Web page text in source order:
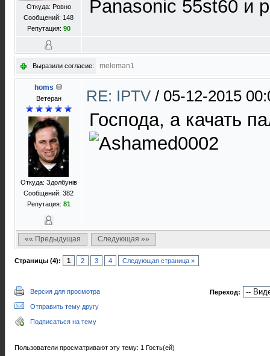
Откуда: Ровно
Сообщений: 148
Репутация: 90
Panasonic 55st60 и
Выразили согласие: meloman1
homs
Ветеран
Откуда: Здолбунів
Сообщений: 382
Репутация: 81
RE: IPTV / 05-12-2015
Господа, а качать
«« Предыдущая Следующая »»
Страницы (4): 1 2 3 4 Следующая страница »
Версия для просмотра
Отправить тему другу
Подписаться на тему
Переход:
Пользователи просматривают эту тему: 1 Гость(ей)